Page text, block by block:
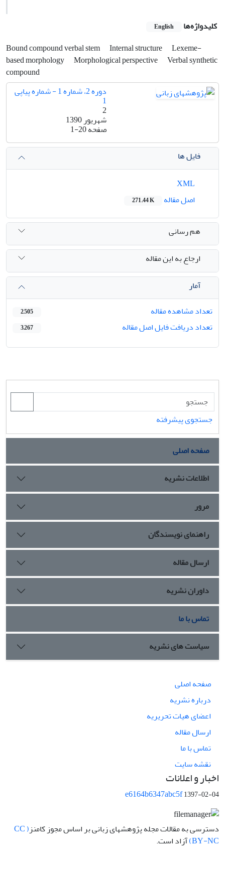
کلیدواژه‌ها English
Bound compound verbal stem Internal structure
Lexeme-
based morphology
Morphological perspective
Verbal synthetic
compound
دوره 2، شماره 1 - شماره پیاپی
1
2
شهریور 1390
صفحه1-20
فایل ها
اصل مقاله
271.44 K
هم رسانی
ارجاع به این مقاله
آمار
تعداد مشاهده مقاله
2,505
تعداد دریافت فایل اصل مقاله 3,267
جستجوی پیشرفته
صفحه اصلی
اطلاعات نشریه
مرور
راهنمای نویسندگان
ارسال مقاله
داوران نشریه
تماس با ما
سیاست های نشریه
صفحه اصلی
درباره نشریه
اعضای هیات تحریریه
ارسال مقاله
تماس با ما
نقشه سایت
اخبار و اعلانات
e6164b6347abc5f1397-02-04
دسترسی به مقالات مجله پژوهشهای زبانی بر اساس مجوز کامنز ( CC
BY-NC) آزاد است.